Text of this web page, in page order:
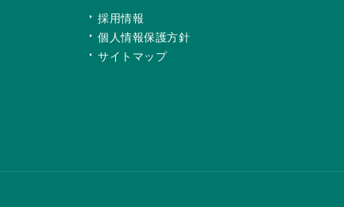
採用情報
個人情報保護方針
サイトマップ